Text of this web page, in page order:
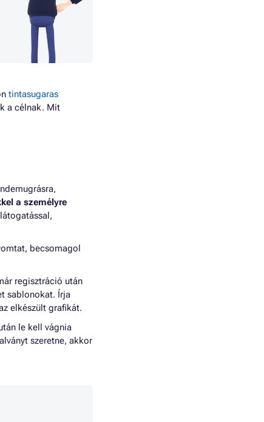
tintasugaras
a célnak. Mit
a személyre
becsomagol
regisztráció után
sablonokat. Írja
elkészült grafikát.
le kell vágnia
szeretne, akkor